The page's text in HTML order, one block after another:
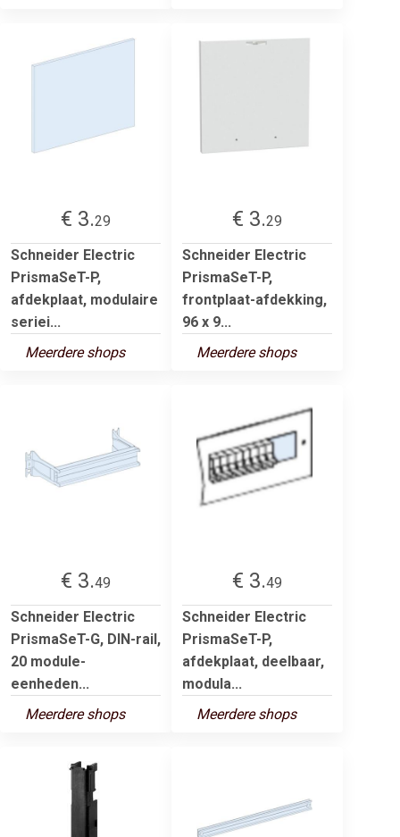
€ 3.29
Schneider Electric
PrismaSeT-P,
afdekplaat, modulaire
seriei...
Meerdere shops
€ 3.29
Schneider Electric
PrismaSeT-P,
frontplaat-afdekking,
96 x 9...
Meerdere shops
€ 3.49
Schneider Electric
PrismaSeT-G, DIN-rail,
20 module-
eenheden...
Meerdere shops
€ 3.49
Schneider Electric
PrismaSeT-P,
afdekplaat, deelbaar,
modula...
Meerdere shops